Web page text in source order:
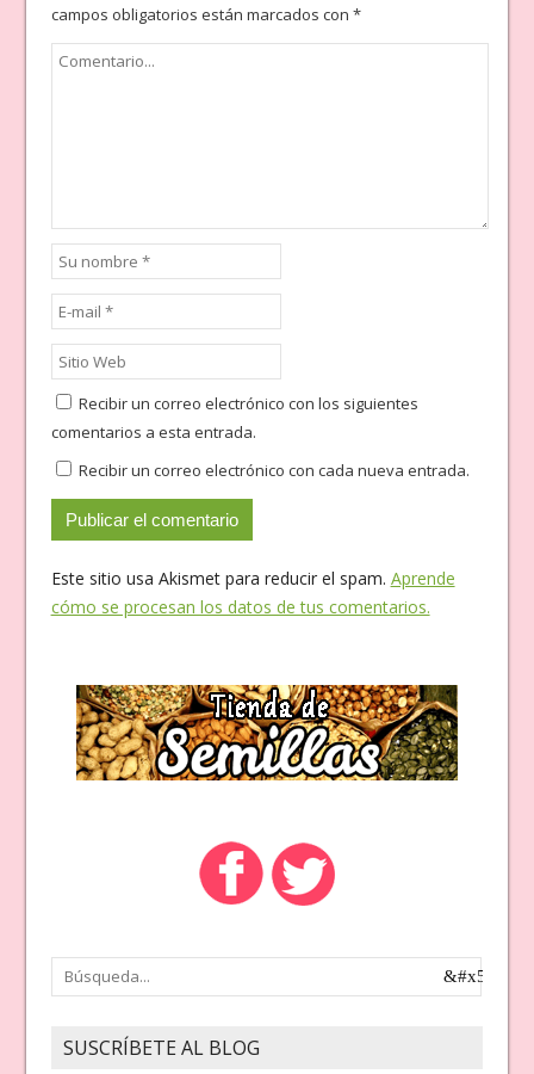
campos obligatorios están marcados con *
Recibir un correo electrónico con los siguientes
comentarios a esta entrada.
Recibir un correo electrónico con cada nueva entrada.
Este sitio usa Akismet para reducir el spam. Aprende
cómo se procesan los datos de tus comentarios.
SUSCRÍBETE AL BLOG